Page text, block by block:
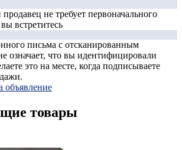
не требует первоначального
встретитесь
письма с отсканированным
означает, что вы идентифицировали
это на месте, когда подписываете
объявление
товары